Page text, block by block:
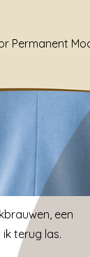
Permanent
een
terug las.